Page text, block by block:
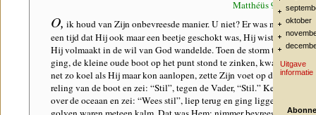
oktober
Uitgave
informatie
Matthéüs 9:32-35
O, ik houd van Zijn onbevreesde manier. U niet? Er was nooit
een tijd dat Hij ook maar een beetje geschokt was, Hij wist dat
Hij volmaakt in de wil van God wandelde. Toen de storm tekeer
ging, de kleine oude boot op het punt stond te zinken, kwam Hij
net zo koel als Hij maar kon aanlopen, zette Zijn voet op de
reling van de boot en zei: “Stil”, tegen de Vader, “Stil.” Keek uit
over de oceaan en zei: “Wees stil”, liep terug en ging liggen. De